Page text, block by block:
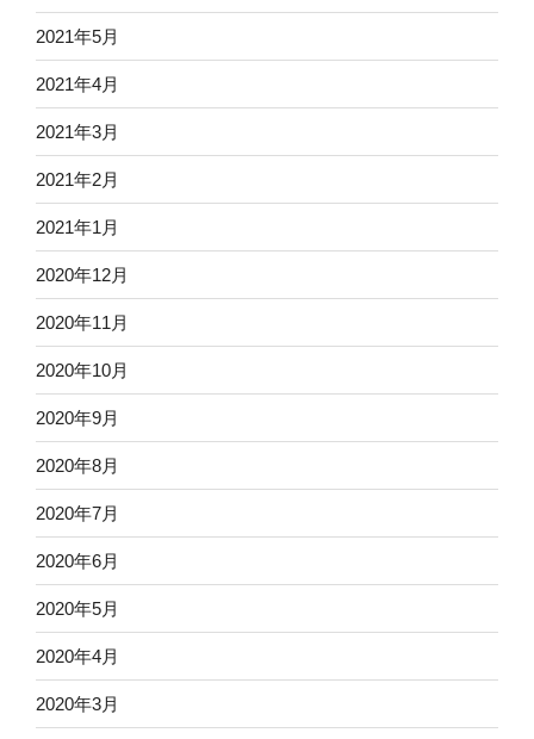
2021年5月
2021年4月
2021年3月
2021年2月
2021年1月
2020年12月
2020年11月
2020年10月
2020年9月
2020年8月
2020年7月
2020年6月
2020年5月
2020年4月
2020年3月